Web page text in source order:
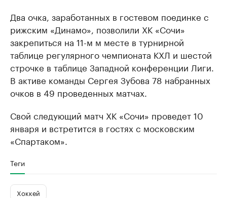
Два очка, заработанных в гостевом поединке с
рижским «Динамо», позволили ХК «Сочи»
закрепиться на 11-м м месте в турнирной
таблице регулярного чемпионата КХЛ и шестой
строчке в таблице Западной конференции Лиги.
В активе команды Сергея Зубова 78 набранных
очков в 49 проведенных матчах.
Свой следующий матч ХК «Сочи» проведет 10
января и встретится в гостях с московским
«Спартаком».
Теги
Хоккей